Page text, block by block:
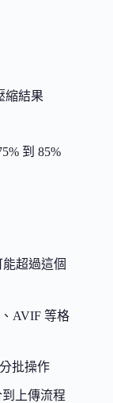
縮結果
到 85%
超過這個
AVIF 等格
批操作
到上傳流程